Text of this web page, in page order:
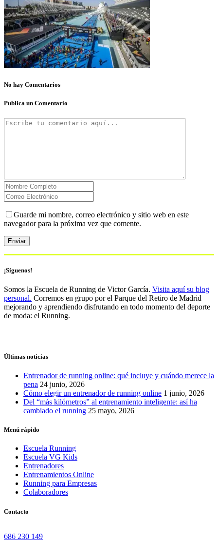
No hay Comentarios
Publica un Comentario
Guarde mi nombre, correo electrónico y sitio web en este
navegador para la próxima vez que comente.
¡Síguenos!
Somos la Escuela de Running de Victor García. Visita aquí su blog
personal. Corremos en grupo por el Parque del Retiro de Madrid
mejorando y aprendiendo disfrutando en todo momento del deporte
de moda: el Running.
Últimas noticias
Entrenador de running online: qué incluye y cuándo merece la
pena 24 junio, 2026
Cómo elegir un entrenador de running online 1 junio, 2026
Del “más kilómetros” al entrenamiento inteligente: así ha
cambiado el running 25 mayo, 2026
Menú rápido
Escuela Running
Escuela VG Kids
Entrenadores
Entrenamientos Online
Running para Empresas
Colaboradores
Contacto
686 230 149